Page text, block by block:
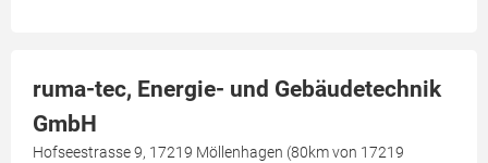
ruma-tec, Energie- und Gebäudetechnik
GmbH
Hofseestrasse 9, 17219 Möllenhagen (80km von 17219